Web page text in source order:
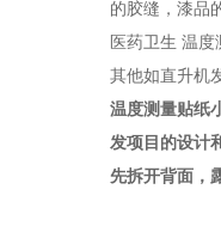
的胶缝，漆品
医药卫生 温
其他如直升机
温度测量贴纸
发项目的设计
先拆开背面，